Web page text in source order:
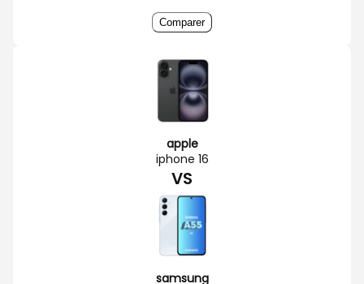
Comparer
apple
iphone 16
VS
samsung